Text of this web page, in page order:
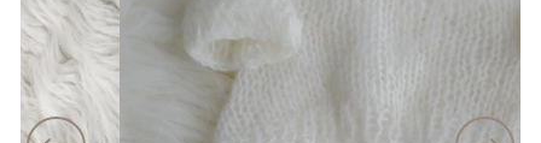
（税込）
トータルコーディネート
セット
男の子向けアイテム
男の子向けアイテム
小物単品レンタル
絞り込み検索
親カテゴリー